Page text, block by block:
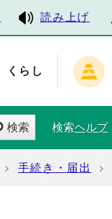
読み上げ
くらし
検索 検索ヘルプ
手続き・届出